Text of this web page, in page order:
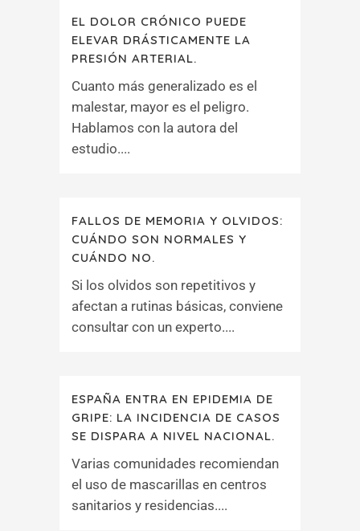
EL DOLOR CRÓNICO PUEDE
ELEVAR DRÁSTICAMENTE LA
PRESIÓN ARTERIAL.
Cuanto más generalizado es el
malestar, mayor es el peligro.
Hablamos con la autora del
estudio....
FALLOS DE MEMORIA Y OLVIDOS:
CUÁNDO SON NORMALES Y
CUÁNDO NO.
Si los olvidos son repetitivos y
afectan a rutinas básicas, conviene
consultar con un experto....
ESPAÑA ENTRA EN EPIDEMIA DE
GRIPE: LA INCIDENCIA DE CASOS
SE DISPARA A NIVEL NACIONAL.
Varias comunidades recomiendan
el uso de mascarillas en centros
sanitarios y residencias....